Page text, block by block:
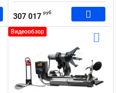
307 017 руб
Видеообзор